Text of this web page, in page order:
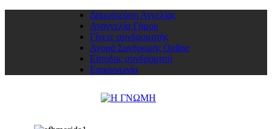
Δημοσιεύση Αγγελίας
Αναγγελία Γάμου
Γίνετε συνδρομητής
Αγορά Συνδρομής Online
Είσοδος συνδρομητή
Επικοινωνία